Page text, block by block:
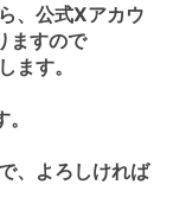
、公式Xアカウ
ますので
ます。
、よろしければ